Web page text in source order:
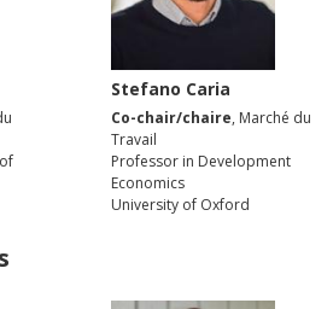
Stefano Caria
Co-chair/chaire, Marché du
Travail
Professor in Development
Economics
University of Oxford